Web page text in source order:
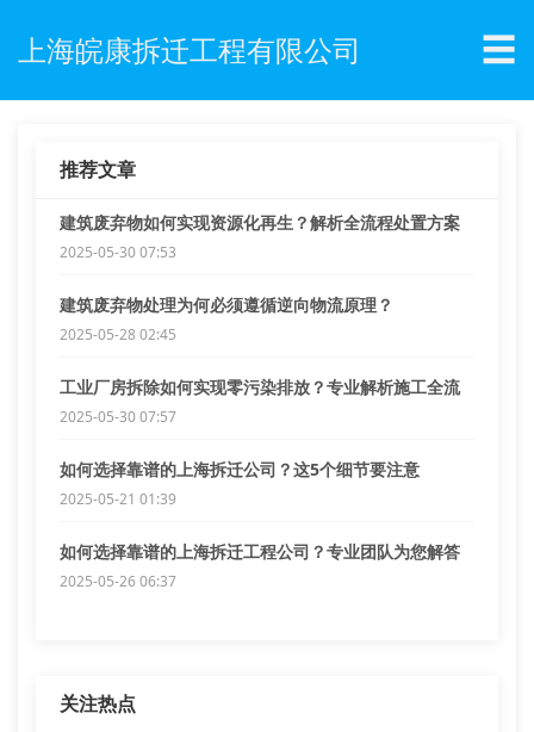
上海皖康拆迁工程有限公司 ☰
推荐文章
建筑废弃物如何实现资源化再生？解析全流程处置方案
2025-05-30 07:53
建筑废弃物处理为何必须遵循逆向物流原理？
2025-05-28 02:45
工业厂房拆除如何实现零污染排放？专业解析施工全流
程
2025-05-30 07:57
如何选择靠谱的上海拆迁公司？这5个细节要注意
2025-05-21 01:39
如何选择靠谱的上海拆迁工程公司？专业团队为您解答
2025-05-26 06:37
关注热点